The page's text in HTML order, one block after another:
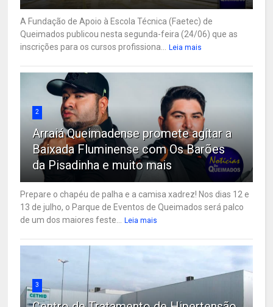
A Fundação de Apoio à Escola Técnica (Faetec) de
Queimados publicou nesta segunda-feira (24/06) que as
inscrições para os cursos profissiona...
Leia mais
2
Arraiá Queimadense promete agitar a
Baixada Fluminense com Os Barões
da Pisadinha e muito mais
Prepare o chapéu de palha e a camisa xadrez! Nos dias 12 e
13 de julho, o Parque de Eventos de Queimados será palco
de um dos maiores feste...
Leia mais
3